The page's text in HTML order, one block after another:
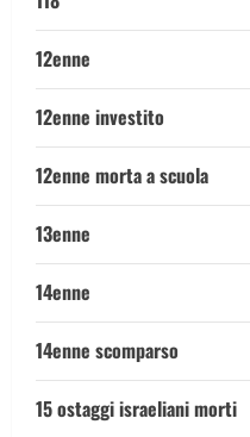
12enne
12enne investito
12enne morta a scuola
13enne
14enne
14enne scomparso
15 ostaggi israeliani morti